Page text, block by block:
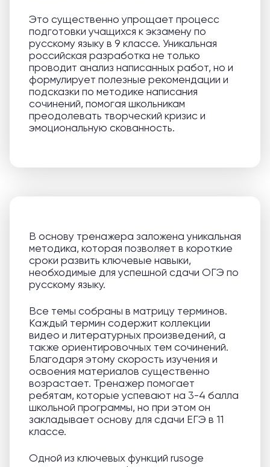
Это существенно упрощает процесс
подготовки учащихся к экзамену по
русскому языку в 9 классе. Уникальная
российская разработка не только
проводит анализ написанных работ, но и
формулирует полезные рекомендации и
подсказки по методике написания
сочинений, помогая школьникам
преодолевать творческий кризис и
эмоциональную скованность.
В основу тренажера заложена уникальная
методика, которая позволяет в короткие
сроки развить ключевые навыки,
необходимые для успешной сдачи ОГЭ по
русскому языку.
Все темы собраны в матрицу терминов.
Каждый термин содержит коллекции
видео и литературных произведений, а
также ориентировочных тем сочинений.
Благодаря этому скорость изучения и
освоения материалов существенно
возрастает. Тренажер помогает
ребятам, которые успевают на 3-4 балла
школьной программы, но при этом он
закладывает основу для сдачи ЕГЭ в 11
классе.
Одной из ключевых функций rusoge